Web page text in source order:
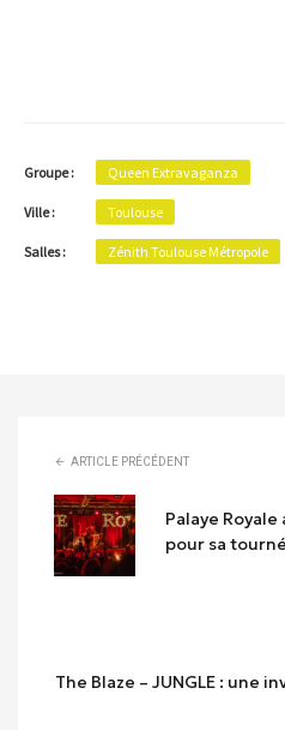
Groupe : Queen Extravaganza
Ville : Toulouse
Salles : Zénith Toulouse Métropole
ARTICLE PRÉCÉDENT
Palaye
pour sa
The Blaze – JUNGLE : une